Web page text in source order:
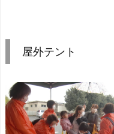
屋外テント